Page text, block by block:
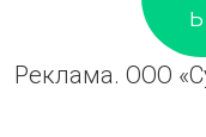
Реклама. ООО